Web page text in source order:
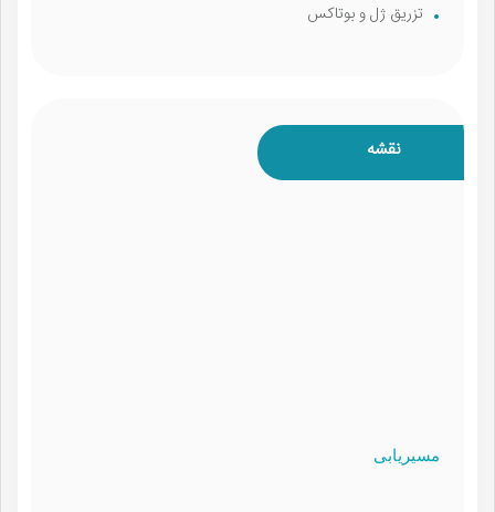
تزریق ژل و بوتاکس
نقشه
مسیریابی